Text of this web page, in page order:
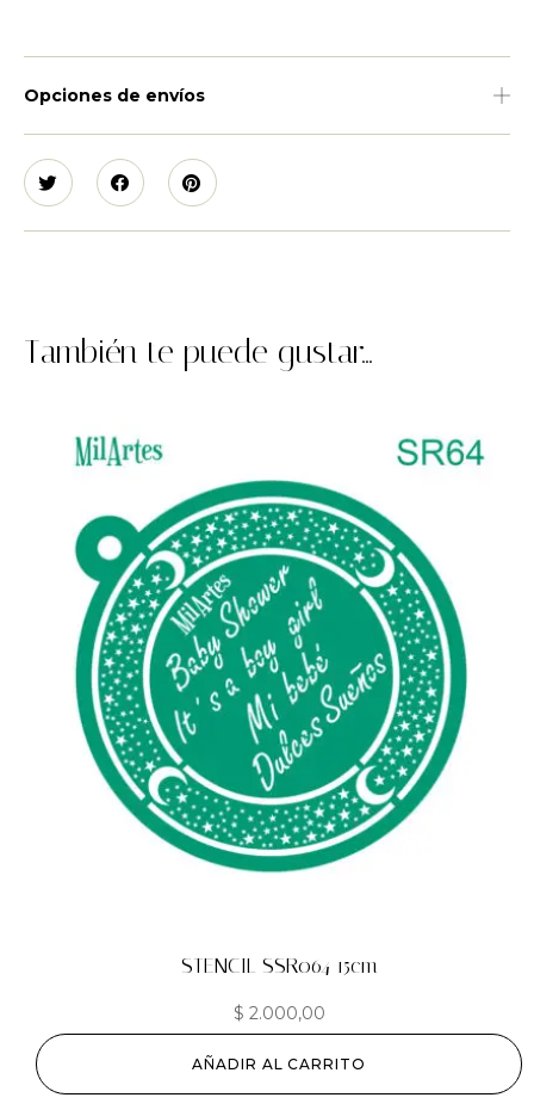
Opciones de envíos
También te puede gustar...
STENCIL SSR064 15cm
$ 2.000,00
AÑADIR AL CARRITO